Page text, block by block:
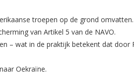
troepen op de grond
van Artikel 5 van de NAVO.
– wat in de praktijk betekent dat door
Oekraïne.